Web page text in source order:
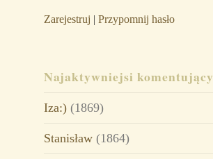
Zarejestruj | Przypomnij hasło
Najaktywniejsi komentujący
Iza:)(1869)
Stanisław(1864)